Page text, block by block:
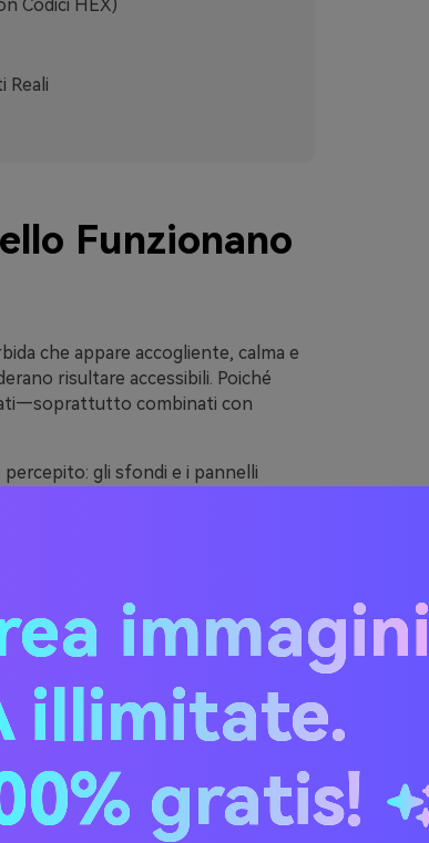
Codici HEX)
Reali
Funzionano
che appare accogliente, calma e
risultare accessibili. Poiché
combinati con
gli sfondi e i pannelli
ed esportano bene perché
(spesso un neutro più profondo), i
sembrare infantili.
di Colori
immagini
illimitate.
gratis!